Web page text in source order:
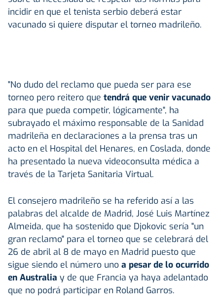
incidir en que el tenista serbio deberá estar
vacunado si quiere disputar el torneo madrileño.
"No dudo del reclamo que pueda ser para ese
torneo pero reitero que tendrá que venir vacunado
para que pueda competir, lógicamente", ha
subrayado el máximo responsable de la Sanidad
madrileña en declaraciones a la prensa tras un
acto en el Hospital del Henares, en Coslada, donde
ha presentado la nueva videoconsulta médica a
través de la Tarjeta Sanitaria Virtual.
El consejero madrileño se ha referido así a las
palabras del alcalde de Madrid, José Luis Martínez
Almeida, que ha sostenido que Djokovic sería "un
gran reclamo" para el torneo que se celebrará del
26 de abril al 8 de mayo en Madrid puesto que
sigue siendo el número uno a pesar de lo ocurrido
en Australia y de que Francia ya haya adelantado
que no podrá participar en Roland Garros.